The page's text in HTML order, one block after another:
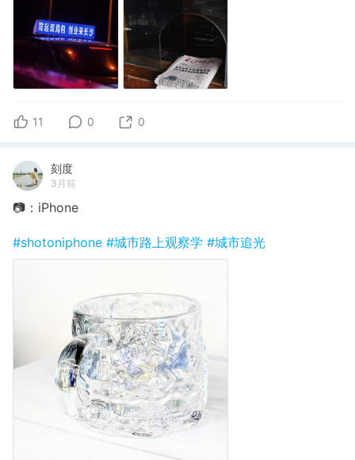
11 0 0
刻度
3月前
📷：iPhone
#shotoniphone #城市路上观察学 #城市追光